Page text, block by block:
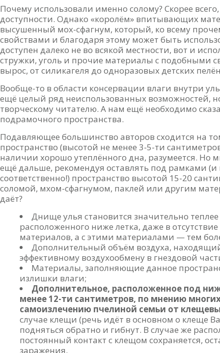
Почему использовали именно солому? Скорее
доступности. Однако «королём» впитывающих
высушенный мох-сфагнум, который, ко всему
свойствами и благодаря этому может быть
доступен далеко не во всякой местности, вот и
стружки, уголь и прочие материалы с подобными
вырос, от силикагеля до одноразовых детских
Вообще-то в области консервации влаги внутри
ещё целый ряд неиспользованных возможностей,
творческому читателю. А нам ещё необходимо
подрамочного пространства.
Подавляющее большинство авторов сходится на
пространство (высотой не менее 3-5-ти
наличии хорошо утеплённого дна, разумеется. Но
ещё дальше, рекомендуя оставлять под рамками
соответственно!) пространство высотой 15-20
соломой, мхом-сфагнумом, паклей или другим
даёт?
Днище улья становится значительно
расположенного ниже летка, даже в
материалов, а с этими материалами — тем
Дополнительный объём воздуха,
эффективному воздухообмену в гнездовой
Материалы, заполняющие данное
излишки влаги;
Дополнительное, расположенное под
менее 12-ти сантиметров, по мнению
самоизлечению пчелиной семьи от
случае клещи (речь идёт в основном о клеще
подняться обратно и гибнут. В случае же
постоянный контакт с клещом сохраняется,
заражения.